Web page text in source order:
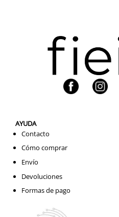
AYUDA
Contacto
Cómo comprar
Envío
Devoluciones
Formas de pago